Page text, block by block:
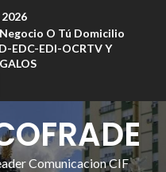
Negocio O Tú Domicilio
EDC-EDI-OCRTV Y
Comunicacion CIF